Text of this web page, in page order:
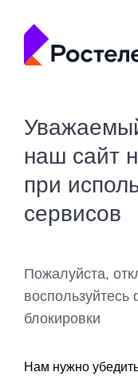
наш сайт
при
сервисов
Пожалуйста,
блокировки
Нам нужно